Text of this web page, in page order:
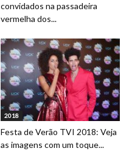
convidados na passadeira
vermelha dos...
2018
Festa de Verão TVI 2018: Veja
as imagens com um toque...